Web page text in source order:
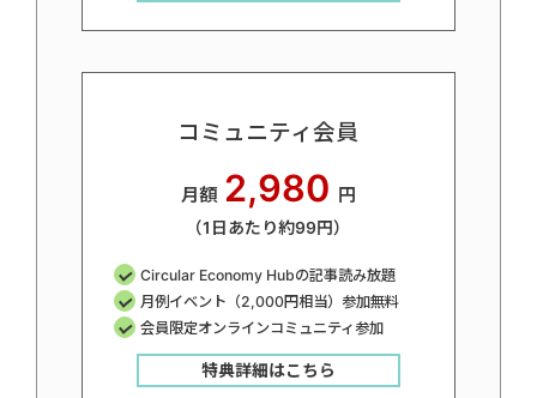
コミュニティ会員
月額 2,980 円
（1日あたり約99円）
Circular Economy Hubの記事読み放題
月例イベント（2,000円相当）参加無料
会員限定オンラインコミュニティ参加
特典詳細はこちら